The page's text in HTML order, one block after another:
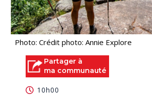
Photo: Crédit photo: Annie Explore
Partager à
ma communauté
10h00